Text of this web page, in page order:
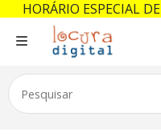
HORÁRIO ESPECIAL DE